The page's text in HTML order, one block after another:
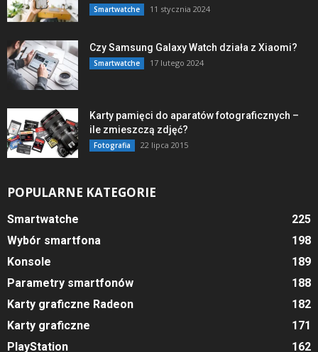
Smartwatche 11 stycznia 2024
Czy Samsung Galaxy Watch działa z Xiaomi?
Smartwatche 17 lutego 2024
Karty pamięci do aparatów fotograficznych –
ile zmieszczą zdjęć?
Fotografia 22 lipca 2015
POPULARNE KATEGORIE
Smartwatche
225
Wybór smartfona
198
Konsole
189
Parametry smartfonów
188
Karty graficzne Radeon
182
Karty graficzne
171
PlayStation
162